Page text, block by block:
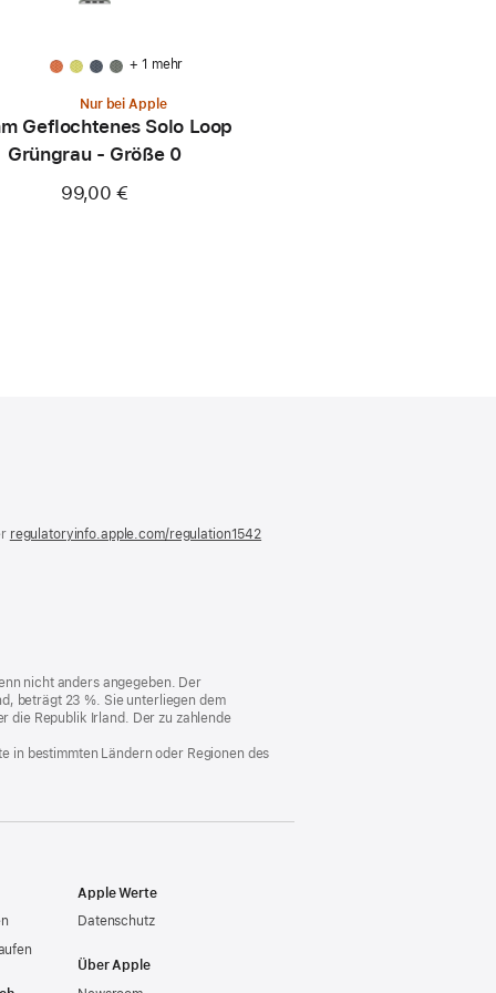
+ 1 mehr
Nur bei Apple
Geflochtenes Solo Loop
Grüngrau - Größe 0
99,00 €
regulatoryinfo.apple.com/regulation1542
nicht anders angegeben. Der
beträgt 23 %. Sie unterliegen dem
die Republik Irland. Der zu zahlende
in bestimmten Ländern oder Regionen des
Apple Werte
Datenschutz
Über Apple